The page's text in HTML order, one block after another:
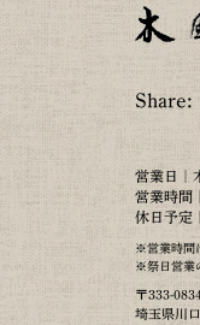
Share:
営業日｜
営業時間
休日予定
※営業時間
※祭日営業
〒333-
埼玉県川